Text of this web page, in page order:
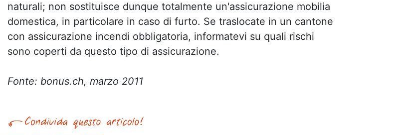
naturali; non sostituisce dunque totalmente un'assicurazione mobilia
domestica, in particolare in caso di furto. Se traslocate in un cantone
con assicurazione incendi obbligatoria, informatevi su quali rischi
sono coperti da questo tipo di assicurazione.
Fonte: bonus.ch, marzo 2011